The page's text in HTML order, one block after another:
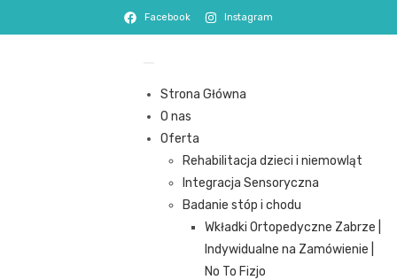
Facebook Instagram
Strona Główna
O nas
Oferta
Rehabilitacja dzieci i niemowląt
Integracja Sensoryczna
Badanie stóp i chodu
Wkładki Ortopedyczne Zabrze |
Indywidualne na Zamówienie |
No To Fizjo